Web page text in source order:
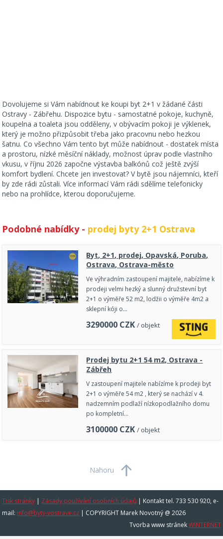
Dovolujeme si Vám nabídnout ke koupi byt 2+1 v žádané části
Ostravy - Zábřehu. Dispozice bytu - samostatné pokoje, kuchyně,
koupelna a toaleta jsou odděleny, v obývacím pokoji je výklenek,
který je možno přizpůsobit třeba jako pracovnu nebo hezkou
šatnu. Co všechno Vám tento byt může nabídnout - dostatek místa
a prostoru, nízké měsíční náklady, možnost úprav podle vlastního
vkusu, v říjnu 2026 započne výstavba balkónů což ještě zvýší
komfort bydlení. Chcete jen investovat? V bytě jsou nájemníci, kteří
by zde rádi zůstali. Více informací Vám rádi sdělíme telefonicky
nebo na prohlídce, kterou doporučujeme.
Podobné nabídky - prodej byty 2+1 Ostrava
Byt, 2+1, prodej, Opavská, Poruba,
Ostrava, Ostrava-město
Ve výhradním zastoupení majitele, nabízíme k
prodeji velmi hezký a slunný družstevní byt
2+1 o výměře 52 m2, lodžii o výměře 4m2 a
sklepní kóji o…
3290000 CZK / objekt
Prodej bytu 2+1 54 m2, Ostrava -
Zábřeh
V zastoupení majitele nabízíme k prodeji byt
2+1 o výměře 54 m2 , který se nachází v 4.
nadzemním podlaží nízkopodlažního domu
po kompletní…
3100000 CZK / objekt
Nahoru
Tisk stránky | Zásady používání osobních údajů | Kontakt tel. 733 530 920, e-
mail: info@byty-vostrave.cz | COPYRIGHT Marek Novotný @ 2026
Tvorba www stránekWINTERNET